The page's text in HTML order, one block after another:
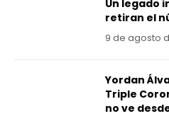
Un legado
retiran el
9 de agosto
Yordan
Triple
no ve